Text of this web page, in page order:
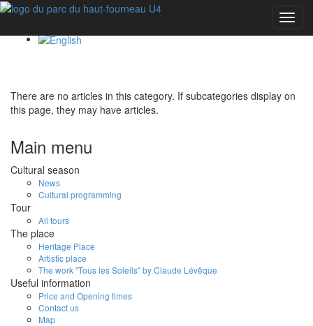
There are no articles in this category. If subcategories display on
this page, they may have articles.
Main menu
Cultural season
News
Cultural programming
Tour
All tours
The place
Heritage Place
Artistic place
The work "Tous les Soleils" by Claude Lévêque
Useful information
Price and Opening times
Contact us
Map